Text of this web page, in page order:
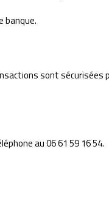
banque.
sont sécurisées
au 06 61 59 16 54.